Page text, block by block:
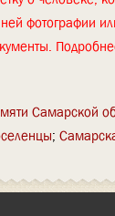
фотографии
Самарской